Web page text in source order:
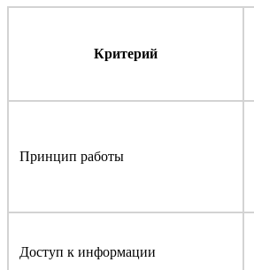
Критерий
Принцип работы
Доступ к информации